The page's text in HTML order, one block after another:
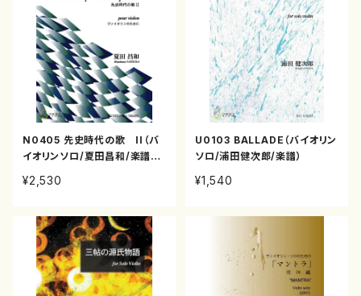
N0405 先史時代の歌 II（バ
イオリンソロ/夏田昌和/楽譜C
¥2,530
U0103 BALLADE（バイオリン
ソロ/浦田健次郎/楽譜）
¥1,540